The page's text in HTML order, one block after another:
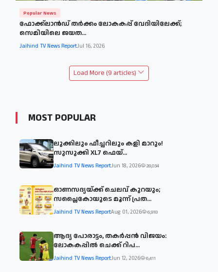
Popular News
ഫോക്ക്‌ലാൻഡ് തർക്കം ലോകകപ്പ് വേദിയിലേക്ക്;
സെമിയിലെ ജയത...
Jaihind TV News ReportJul 16, 2026
Load More (9 articles)
MOST POPULAR
ലുക്കിലും ഫീച്ചറിലും കളി മാറും!
സുസുക്കി XL7 ഫെയ്‌...
Jaihind TV News ReportJun 18, 2026 28,034
ഓണസദ്യയ്ക്ക് ചെലവ് കുറയും;
സപ്ലൈകോയുടെ മൂന്ന് പ്രത...
Jaihind TV News ReportAug 01, 2026 6,918
ആദ്യ പോരാട്ടം, തകർപ്പൻ വിജയം:
ലോകകപ്പിൽ ചെക്ക് റിപ...
Jaihind TV News ReportJun 12, 2026 6,411